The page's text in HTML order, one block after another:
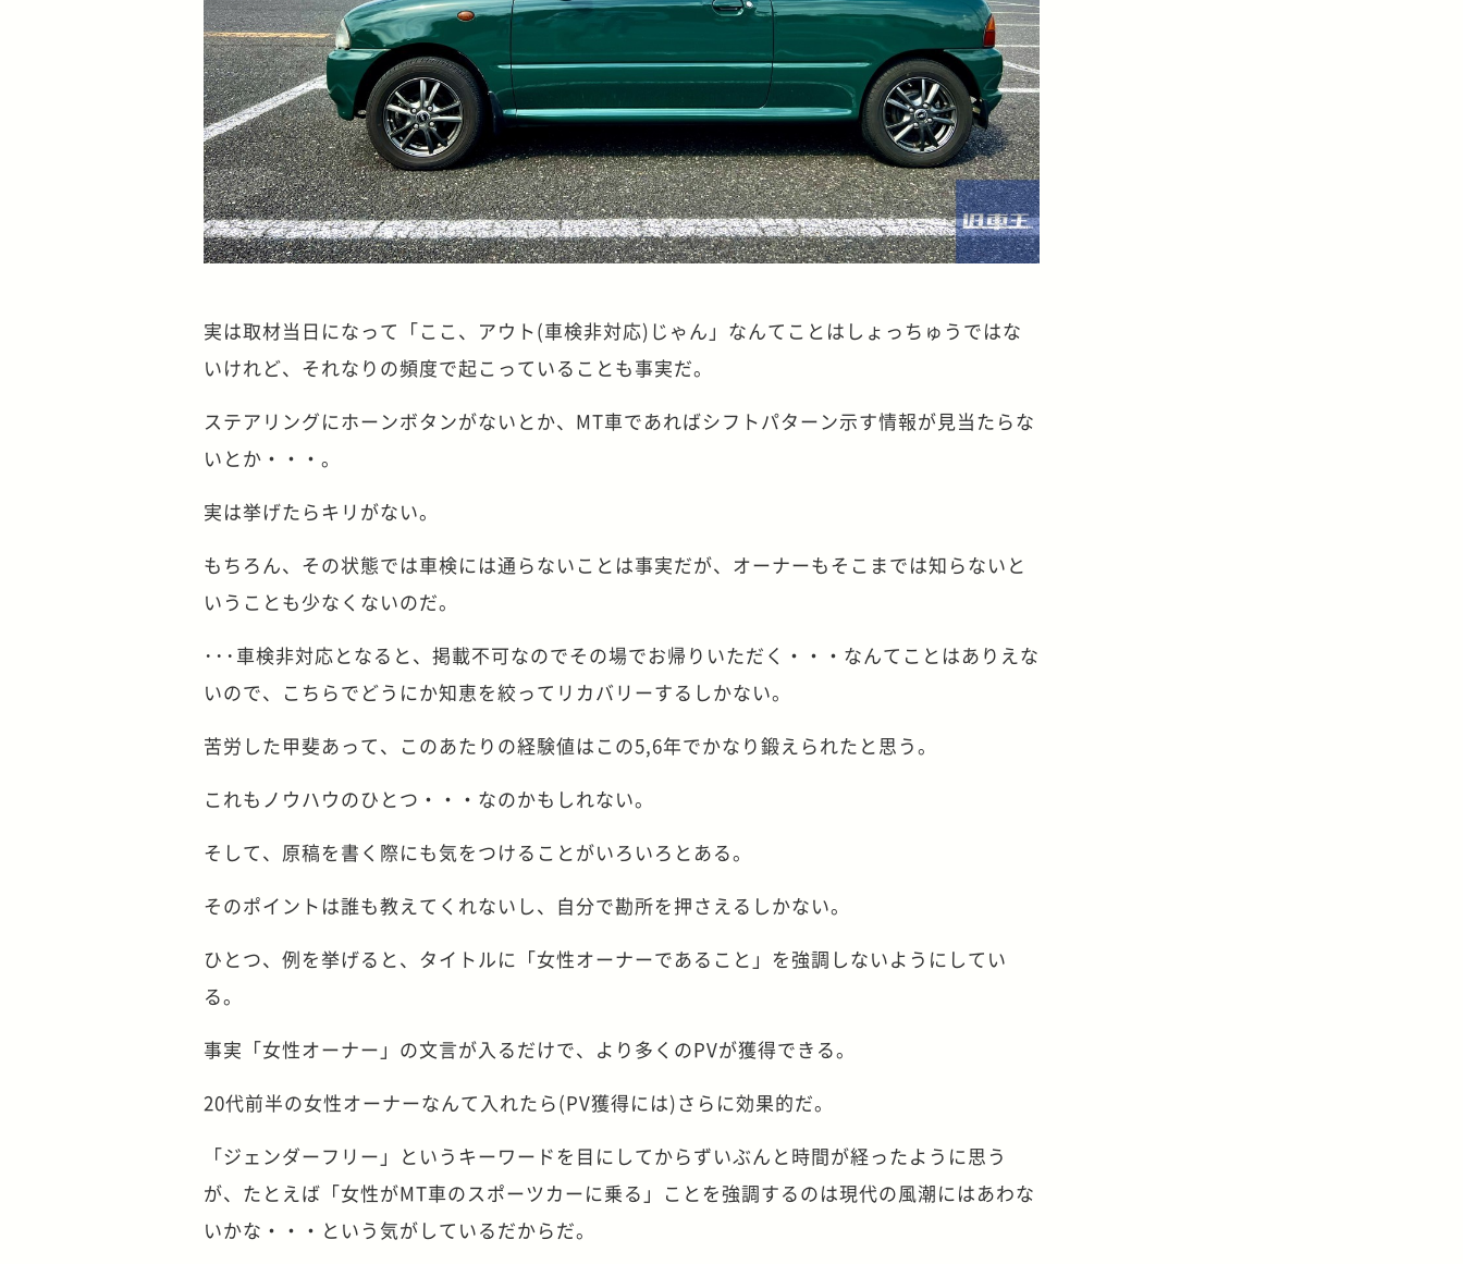
実は取材当日になって「ここ、アウト(車検非対応)じゃん」なんてことはしょっちゅうではな
いけれど、それなりの頻度で起こっていることも事実だ。
ステアリングにホーンボタンがないとか、MT車であればシフトパターン示す情報が見当たらな
いとか・・・。
実は挙げたらキリがない。
もちろん、その状態では車検には通らないことは事実だが、オーナーもそこまでは知らないと
いうことも少なくないのだ。
･･･車検非対応となると、掲載不可なのでその場でお帰りいただく・・・なんてことはありえな
いので、こちらでどうにか知恵を絞ってリカバリーするしかない。
苦労した甲斐あって、このあたりの経験値はこの5,6年でかなり鍛えられたと思う。
これもノウハウのひとつ・・・なのかもしれない。
そして、原稿を書く際にも気をつけることがいろいろとある。
そのポイントは誰も教えてくれないし、自分で勘所を押さえるしかない。
ひとつ、例を挙げると、タイトルに「女性オーナーであること」を強調しないようにしてい
る。
事実「女性オーナー」の文言が入るだけで、より多くのPVが獲得できる。
20代前半の女性オーナーなんて入れたら(PV獲得には)さらに効果的だ。
「ジェンダーフリー」というキーワードを目にしてからずいぶんと時間が経ったように思う
が、たとえば「女性がMT車のスポーツカーに乗る」ことを強調するのは現代の風潮にはあわな
いかな・・・という気がしているだからだ。